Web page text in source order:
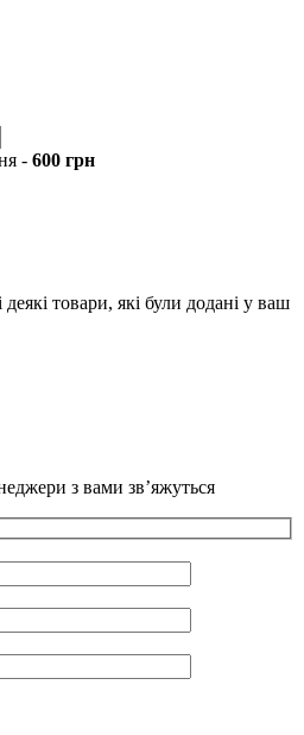
- 600 грн
деякі товари, які були додані у ваш
з вами зв’яжуться